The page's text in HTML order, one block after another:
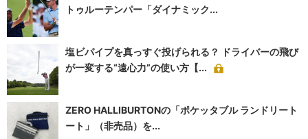
トゥルーテンパー「ダイナミック...
塩ビパイプを真っすぐ投げられる？ ドライバーの飛び
が一変する“遠心力”の使い方【...
ZERO HALLIBURTONの「ポケッタブル ランドリート
ート」（非売品）を...